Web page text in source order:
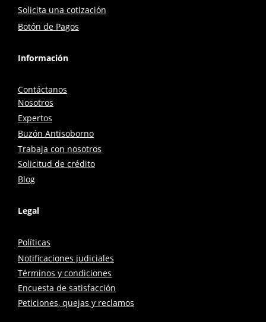
Solicita una cotización
Botón de Pagos
Información
Contáctanos
Nosotros
Expertos
Buzón Antisoborno
Trabaja con nosotros
Solicitud de crédito
Blog
Legal
Políticas
Notificaciones judiciales
Términos y condiciones
Encuesta de satisfacción
Peticiones, quejas y reclamos